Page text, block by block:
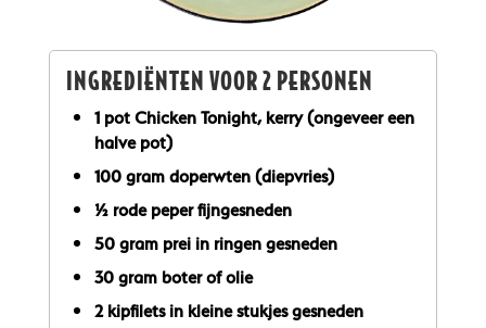
INGREDIËNTEN VOOR 2 PERSONEN
1 pot Chicken Tonight, kerry (ongeveer een
halve pot)
100 gram doperwten (diepvries)
½ rode peper fijngesneden
50 gram prei in ringen gesneden
30 gram boter of olie
2 kipfilets in kleine stukjes gesneden